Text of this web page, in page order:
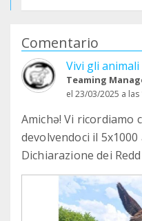
Comentario
Vivi gli animali
Teaming
el 23/03/2025 a las
Amichə! Vi ricordiamo
devolvendoci il
Dichiarazione dei